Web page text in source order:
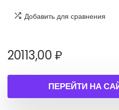
Добавить для сравнения
20113,00₽
ПЕРЕЙТИ НА